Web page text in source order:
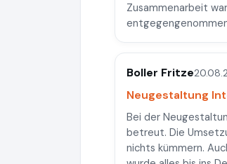
Zusammenarbeit
Boller Fritze
Neugestaltung
Bei der
betreut. Die
nichts kümmern.